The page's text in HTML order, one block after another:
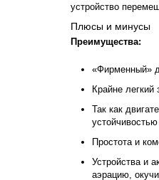
устройство
Плюсы и минусы
Преимущества:
«Фирменный»
Крайне легкий
Так как
Простота и
Устройства и
аэрацию,